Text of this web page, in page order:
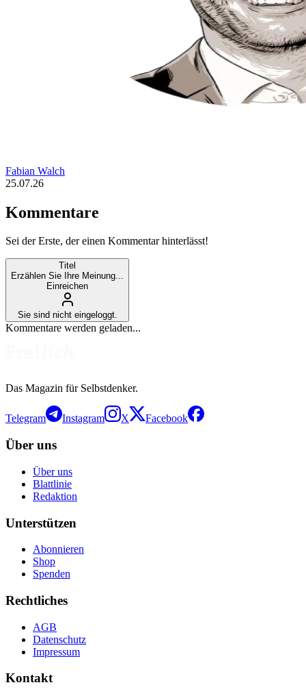
Fabian Walch
25.07.26
Kommentare
Sei der Erste, der einen Kommentar hinterlässt!
Titel
Erzählen Sie Ihre Meinung...
Einreichen
Sie sind nicht eingeloggt.
Kommentare werden geladen...
Das Magazin für Selbstdenker.
Telegram Instagram X Facebook
Über uns
Über uns
Blattlinie
Redaktion
Unterstützen
Abonnieren
Shop
Spenden
Rechtliches
AGB
Datenschutz
Impressum
Kontakt